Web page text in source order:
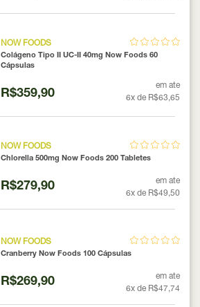
NOW FOODS
Colágeno Tipo II UC-II 40mg Now Foods 60
Cápsulas
R$359,90
em ate
6x de R$63,65
NOW FOODS
Chlorella 500mg Now Foods 200 Tabletes
R$279,90
em ate
6x de R$49,50
NOW FOODS
Cranberry Now Foods 100 Cápsulas
R$269,90
em ate
6x de R$47,74